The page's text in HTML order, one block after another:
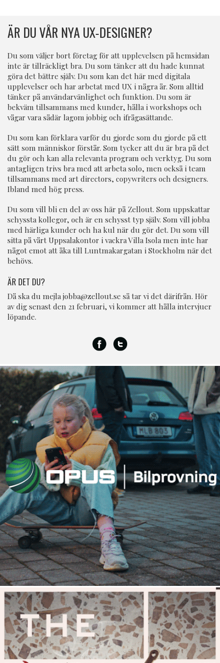
ÄR DU VÅR NYA UX-DESIGNER?
Du som väljer bort företag för att upplevelsen på hemsidan
inte är tillräckligt bra. Du som tänker att du hade kunnat
göra det bättre själv. Du som kan det här med digitala
upplevelser och har arbetat med UX i några år. Som alltid
tänker på användarvänlighet och funktion. Du som är
bekväm tillsammans med kunder, hålla i workshops och
vågar vara sådär lagom jobbig och ifrågasättande.
Du som kan förklara varför du gjorde som du gjorde på ett
sätt som människor förstår. Som tycker att du är bra på det
du gör och kan alla relevanta program och verktyg. Du som
antagligen trivs bra med att arbeta solo, men också i team
tillsammans med art directors, copywriters och designers.
Ibland med hög press.
Du som vill bli en del av oss här på Zellout. Som uppskattar
schyssta kollegor, och är en schysst typ själv. Som vill jobba
med härliga kunder och ha kul när du gör det. Du som vill
sitta på vårt Uppsalakontor i vackra Villa Isola men inte har
något emot att åka till Luntmakargatan i Stockholm när det
behövs.
ÄR DET DU?
Då ska du mejlajobba@zellout.se så tar vi det därifrån. Hör
av dig senast den 21 februari, vi kommer att hålla intervjuer
löpande.